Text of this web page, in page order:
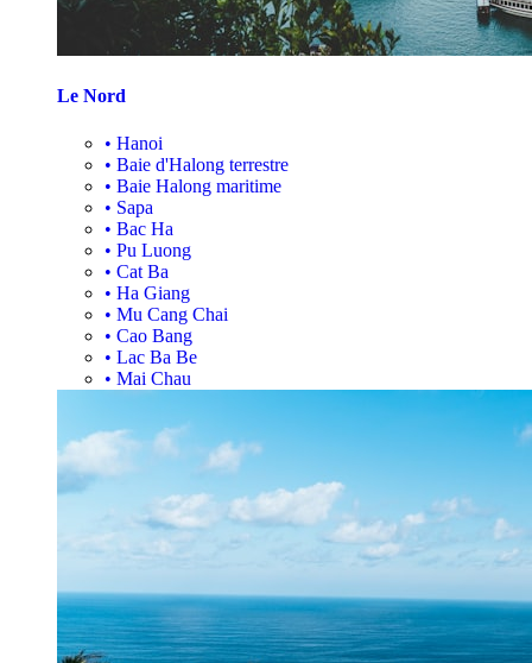
Le Nord
• Hanoi
• Baie d'Halong terrestre
• Baie Halong maritime
• Sapa
• Bac Ha
• Pu Luong
• Cat Ba
• Ha Giang
• Mu Cang Chai
• Cao Bang
• Lac Ba Be
• Mai Chau